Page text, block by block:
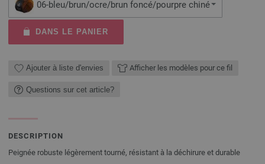
06-bleu/brun/ocre/brun foncé/pourpre chiné
DANS LE PANIER
Ajouter à liste d'envies Afficher les modèles pour ce fil
Questions sur cet article?
DESCRIPTION
Peignée robuste légèrement tourné, résistant à la déchirure et durable